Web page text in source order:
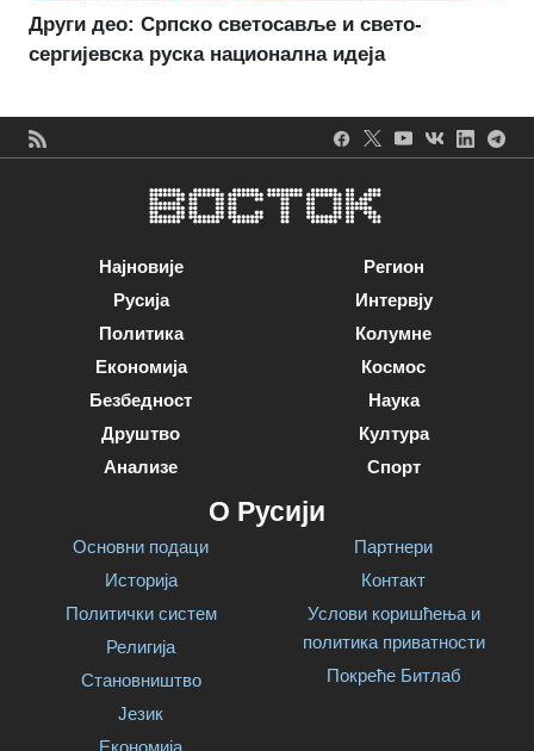
Други део: Српско светосавље и свето-
сергијевска руска национална идеја
Најновије
Русија
Политика
Економија
Безбедност
Друштво
Анализе
Регион
Интервју
Колумне
Космос
Наука
Култура
Спорт
О Русији
Основни подаци
Историја
Политички систем
Религија
Становништво
Језик
Партнери
Контакт
Услови коришћења и
политика приватности
Покреће Битлаб